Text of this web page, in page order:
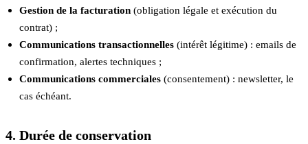
Gestion de la facturation (obligation légale et exécution du
contrat) ;
Communications transactionnelles (intérêt légitime) : emails de
confirmation, alertes techniques ;
Communications commerciales (consentement) : newsletter, le
cas échéant.
4. Durée de conservation